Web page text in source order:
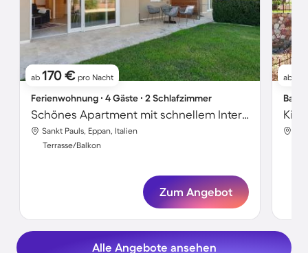
ab 170 € pro Nacht
Ferienwohnung ∙ 4 Gäste ∙ 2 Schlafzimmer
Schönes Apartment mit schnellem Internet, Terrasse und Garten | Stadtblick | Perfekt für die Arbeit von Zuhause | Hunde erlaubt
Sankt Pauls, Eppan, Italien
Terrasse/Balkon
Zum Angebot
ab
Alle Angebote ansehen